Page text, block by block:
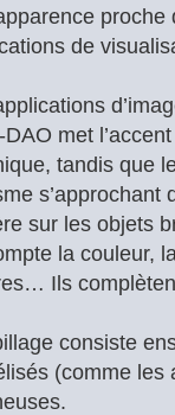
proche
de
DAO met
tandis que
sur les objets
la couleur,
Ils
consiste
(comme les